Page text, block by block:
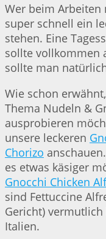
Wer beim
super schnell ein
stehen. Eine
sollte vollkommen
sollte man
Wie schon
Thema Nudeln &
ausprobieren
unsere leckeren
Chorizo
es etwas käsiger
Gnocchi Chicken
sind Fettuccine
Gericht)
Italien.